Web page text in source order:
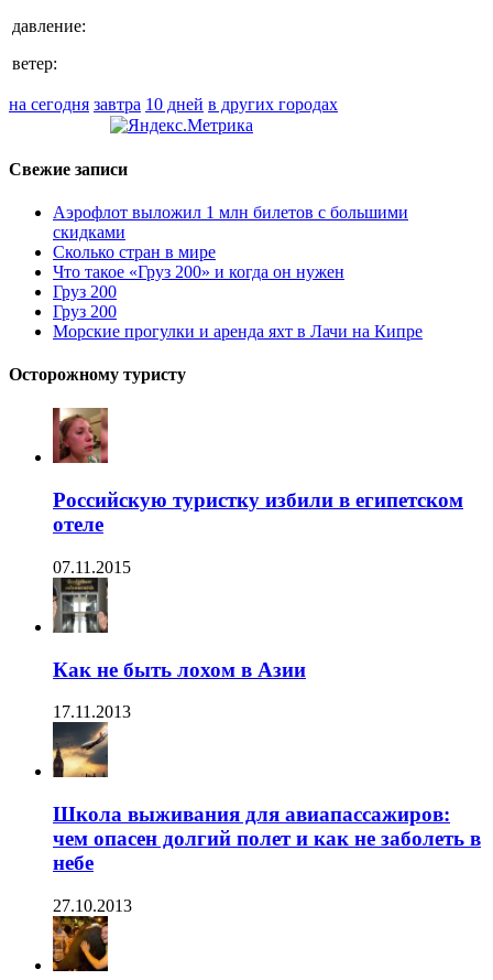
давление:
ветер:
на сегодня завтра 10 дней в других городах
Свежие записи
Аэрофлот выложил 1 млн билетов с большими
скидками
Сколько стран в мире
Что такое «Груз 200» и когда он нужен
Груз 200
Груз 200
Морские прогулки и аренда яхт в Лачи на Кипре
Осторожному туристу
Российскую туристку избили в египетском
отеле
07.11.2015
Как не быть лохом в Азии
17.11.2013
Школа выживания для авиапассажиров:
чем опасен долгий полет и как не заболеть в
небе
27.10.2013